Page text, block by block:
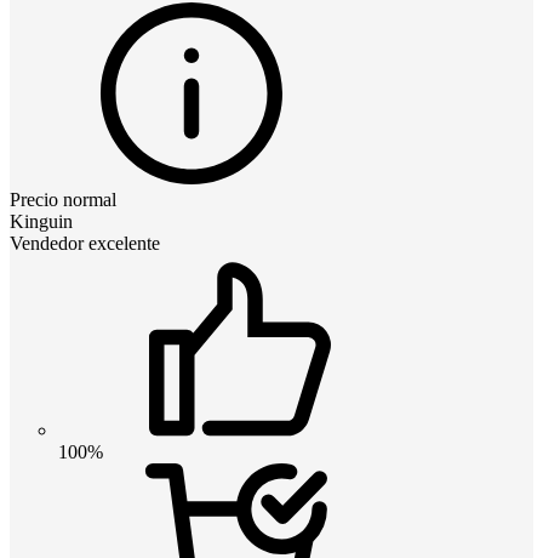
Precio normal
Kinguin
Vendedor excelente
100%